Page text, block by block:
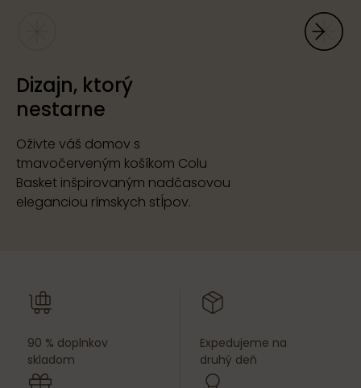
Dizajn, ktorý
nestarne
Oživte váš domov s
tmavočerveným košíkom Colu
Basket inšpirovaným nadčasovou
eleganciou rímskych stĺpov.
90 % doplnkov
skladom
Expedujeme na
druhý deň